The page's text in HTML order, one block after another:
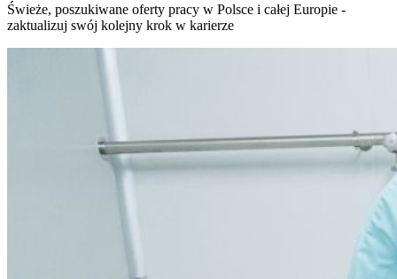
Świeże, poszukiwane oferty pracy w Polsce i całej Europie -
zaktualizuj swój kolejny krok w karierze